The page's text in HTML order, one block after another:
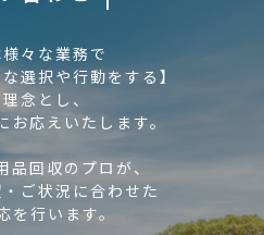
々な業務で
選択や行動をする】
念とし、
お応えいたします。
品回収のプロが、
ご状況に合わせた
を行います。